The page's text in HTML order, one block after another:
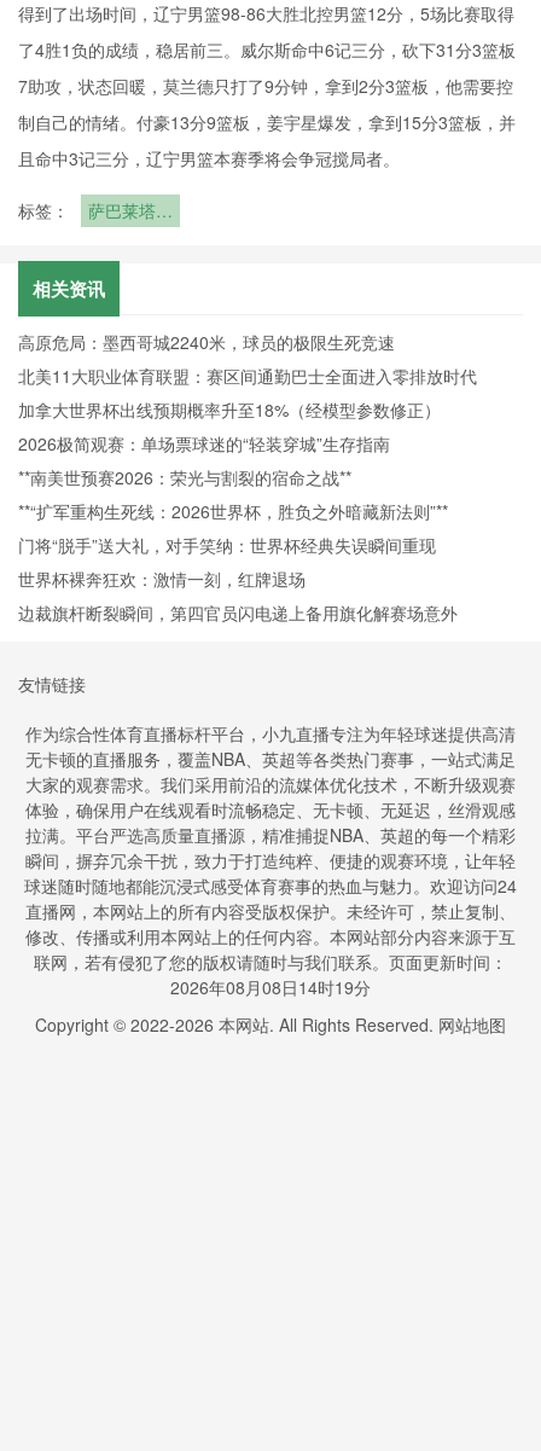
得到了出场时间，辽宁男篮98-86大胜北控男篮12分，5场比赛取得
了4胜1负的成绩，稳居前三。威尔斯命中6记三分，砍下31分3篮板
7助攻，状态回暖，莫兰德只打了9分钟，拿到2分3篮板，他需要控
制自己的情绪。付豪13分9篮板，姜宇星爆发，拿到15分3篮板，并
且命中3记三分，辽宁男篮本赛季将会争冠搅局者。
标签：
萨巴莱塔谈
队：法国&
西班牙&英
格兰&巴西
&阿根廷
相关资讯
高原危局：墨西哥城2240米，球员的极限生死竞速
北美11大职业体育联盟：赛区间通勤巴士全面进入零排放时代
加拿大世界杯出线预期概率升至18%（经模型参数修正）
2026极简观赛：单场票球迷的“轻装穿城”生存指南
**南美世预赛2026：荣光与割裂的宿命之战**
**“扩军重构生死线：2026世界杯，胜负之外暗藏新法则”**
门将“脱手”送大礼，对手笑纳：世界杯经典失误瞬间重现
世界杯裸奔狂欢：激情一刻，红牌退场
边裁旗杆断裂瞬间，第四官员闪电递上备用旗化解赛场意外
友情链接
作为综合性体育直播标杆平台，小九直播专注为年轻球迷提供高清
无卡顿的直播服务，覆盖NBA、英超等各类热门赛事，一站式满足
大家的观赛需求。我们采用前沿的流媒体优化技术，不断升级观赛
体验，确保用户在线观看时流畅稳定、无卡顿、无延迟，丝滑观感
拉满。平台严选高质量直播源，精准捕捉NBA、英超的每一个精彩
瞬间，摒弃冗余干扰，致力于打造纯粹、便捷的观赛环境，让年轻
球迷随时随地都能沉浸式感受体育赛事的热血与魅力。欢迎访问24
直播网，本网站上的所有内容受版权保护。未经许可，禁止复制、
修改、传播或利用本网站上的任何内容。本网站部分内容来源于互
联网，若有侵犯了您的版权请随时与我们联系。页面更新时间：
2026年08月08日14时19分
Copyright © 2022-2026 本网站. All Rights Reserved. 网站地图